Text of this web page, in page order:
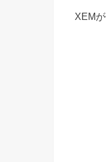
XEM